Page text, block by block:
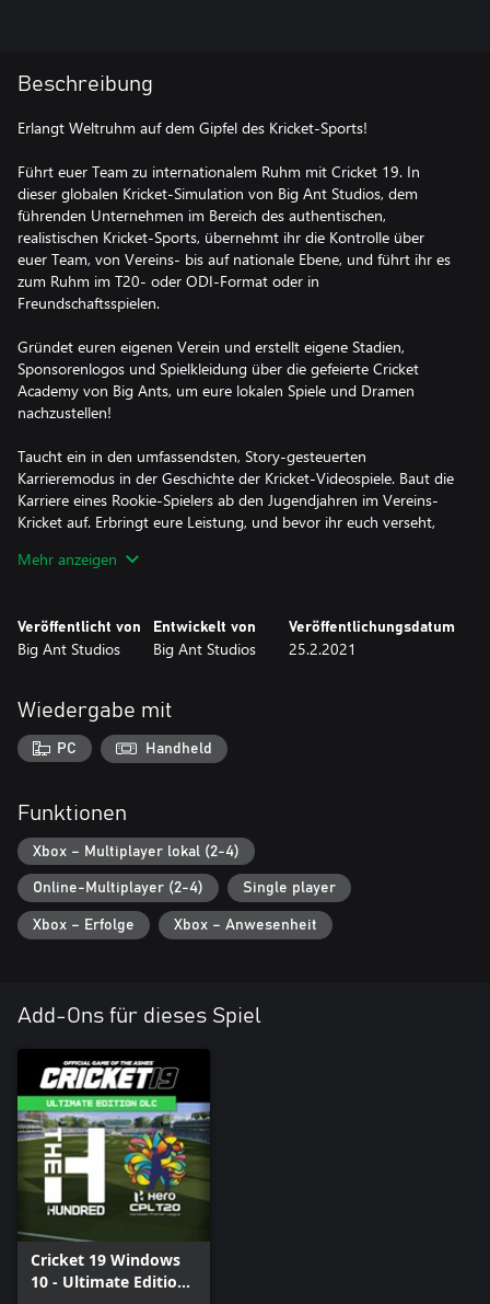
Beschreibung
Erlangt Weltruhm auf dem Gipfel des Kricket-Sports!
Führt euer Team zu internationalem Ruhm mit Cricket 19. In
dieser globalen Kricket-Simulation von Big Ant Studios, dem
führenden Unternehmen im Bereich des authentischen,
realistischen Kricket-Sports, übernehmt ihr die Kontrolle über
euer Team, von Vereins- bis auf nationale Ebene, und führt ihr es
zum Ruhm im T20- oder ODI-Format oder in
Freundschaftsspielen.
Gründet euren eigenen Verein und erstellt eigene Stadien,
Sponsorenlogos und Spielkleidung über die gefeierte Cricket
Academy von Big Ants, um eure lokalen Spiele und Dramen
nachzustellen!
Taucht ein in den umfassendsten, Story-gesteuerten
Karrieremodus in der Geschichte der Kricket-Videospiele. Baut die
Karriere eines Rookie-Spielers ab den Jugendjahren im Vereins-
Kricket auf. Erbringt eure Leistung, und bevor ihr euch verseht,
Vollständige Unterstützung aller Kricket-Formate: T20, ODI und
Freundschaftsspiele
Mehr anzeigen
Veröffentlicht von
Big Ant Studios
Entwickelt von
Big Ant Studios
Veröffentlichungsdatum
25.2.2021
Wiedergabe mit
PC Handheld
Funktionen
Xbox – Multiplayer lokal (2-4)
Online-Multiplayer (2-4) Single player
Xbox – Erfolge Xbox – Anwesenheit
Add-Ons für dieses Spiel
Cricket 19 Windows
10 - Ultimate Edition